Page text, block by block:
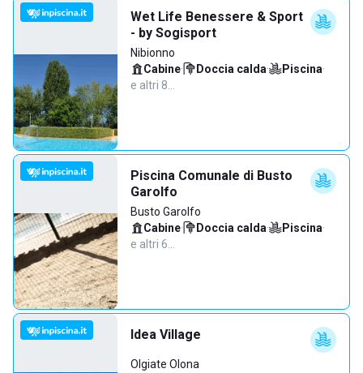
Wet Life Benessere & Sport
- by Sogisport
Nibionno
Cabine· Doccia calda· Piscina·
e altri 8…
Piscina Comunale di Busto
Garolfo
Busto Garolfo
Cabine· Doccia calda· Piscina·
e altri 6…
Idea Village
Olgiate Olona